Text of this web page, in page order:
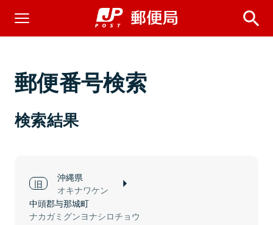
郵便番号検索
検索結果
沖縄県
オキナワケン
中頭郡与那城町
ナカガミグンヨナシロチョウ